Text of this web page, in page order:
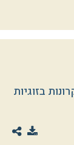
בזוגיות